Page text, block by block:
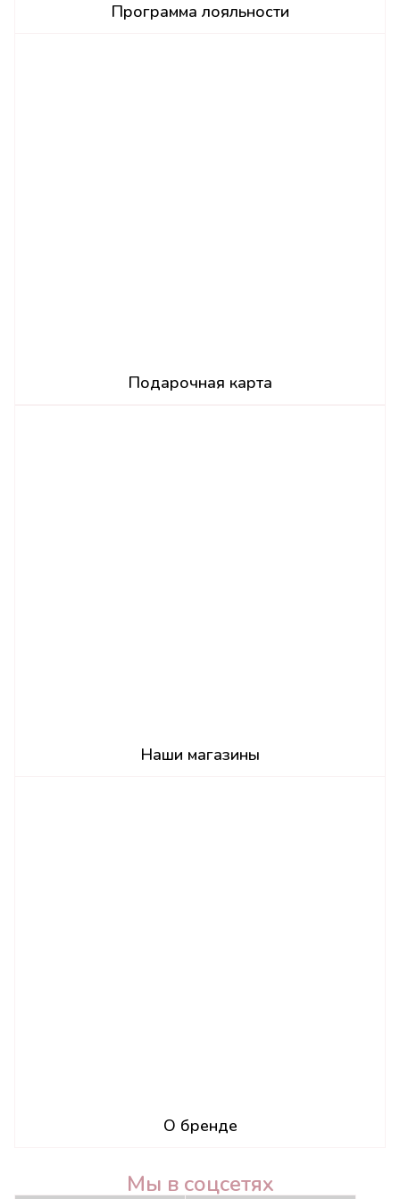
Программа лояльности
Подарочная карта
Наши магазины
О бренде
Мы в соцсетях